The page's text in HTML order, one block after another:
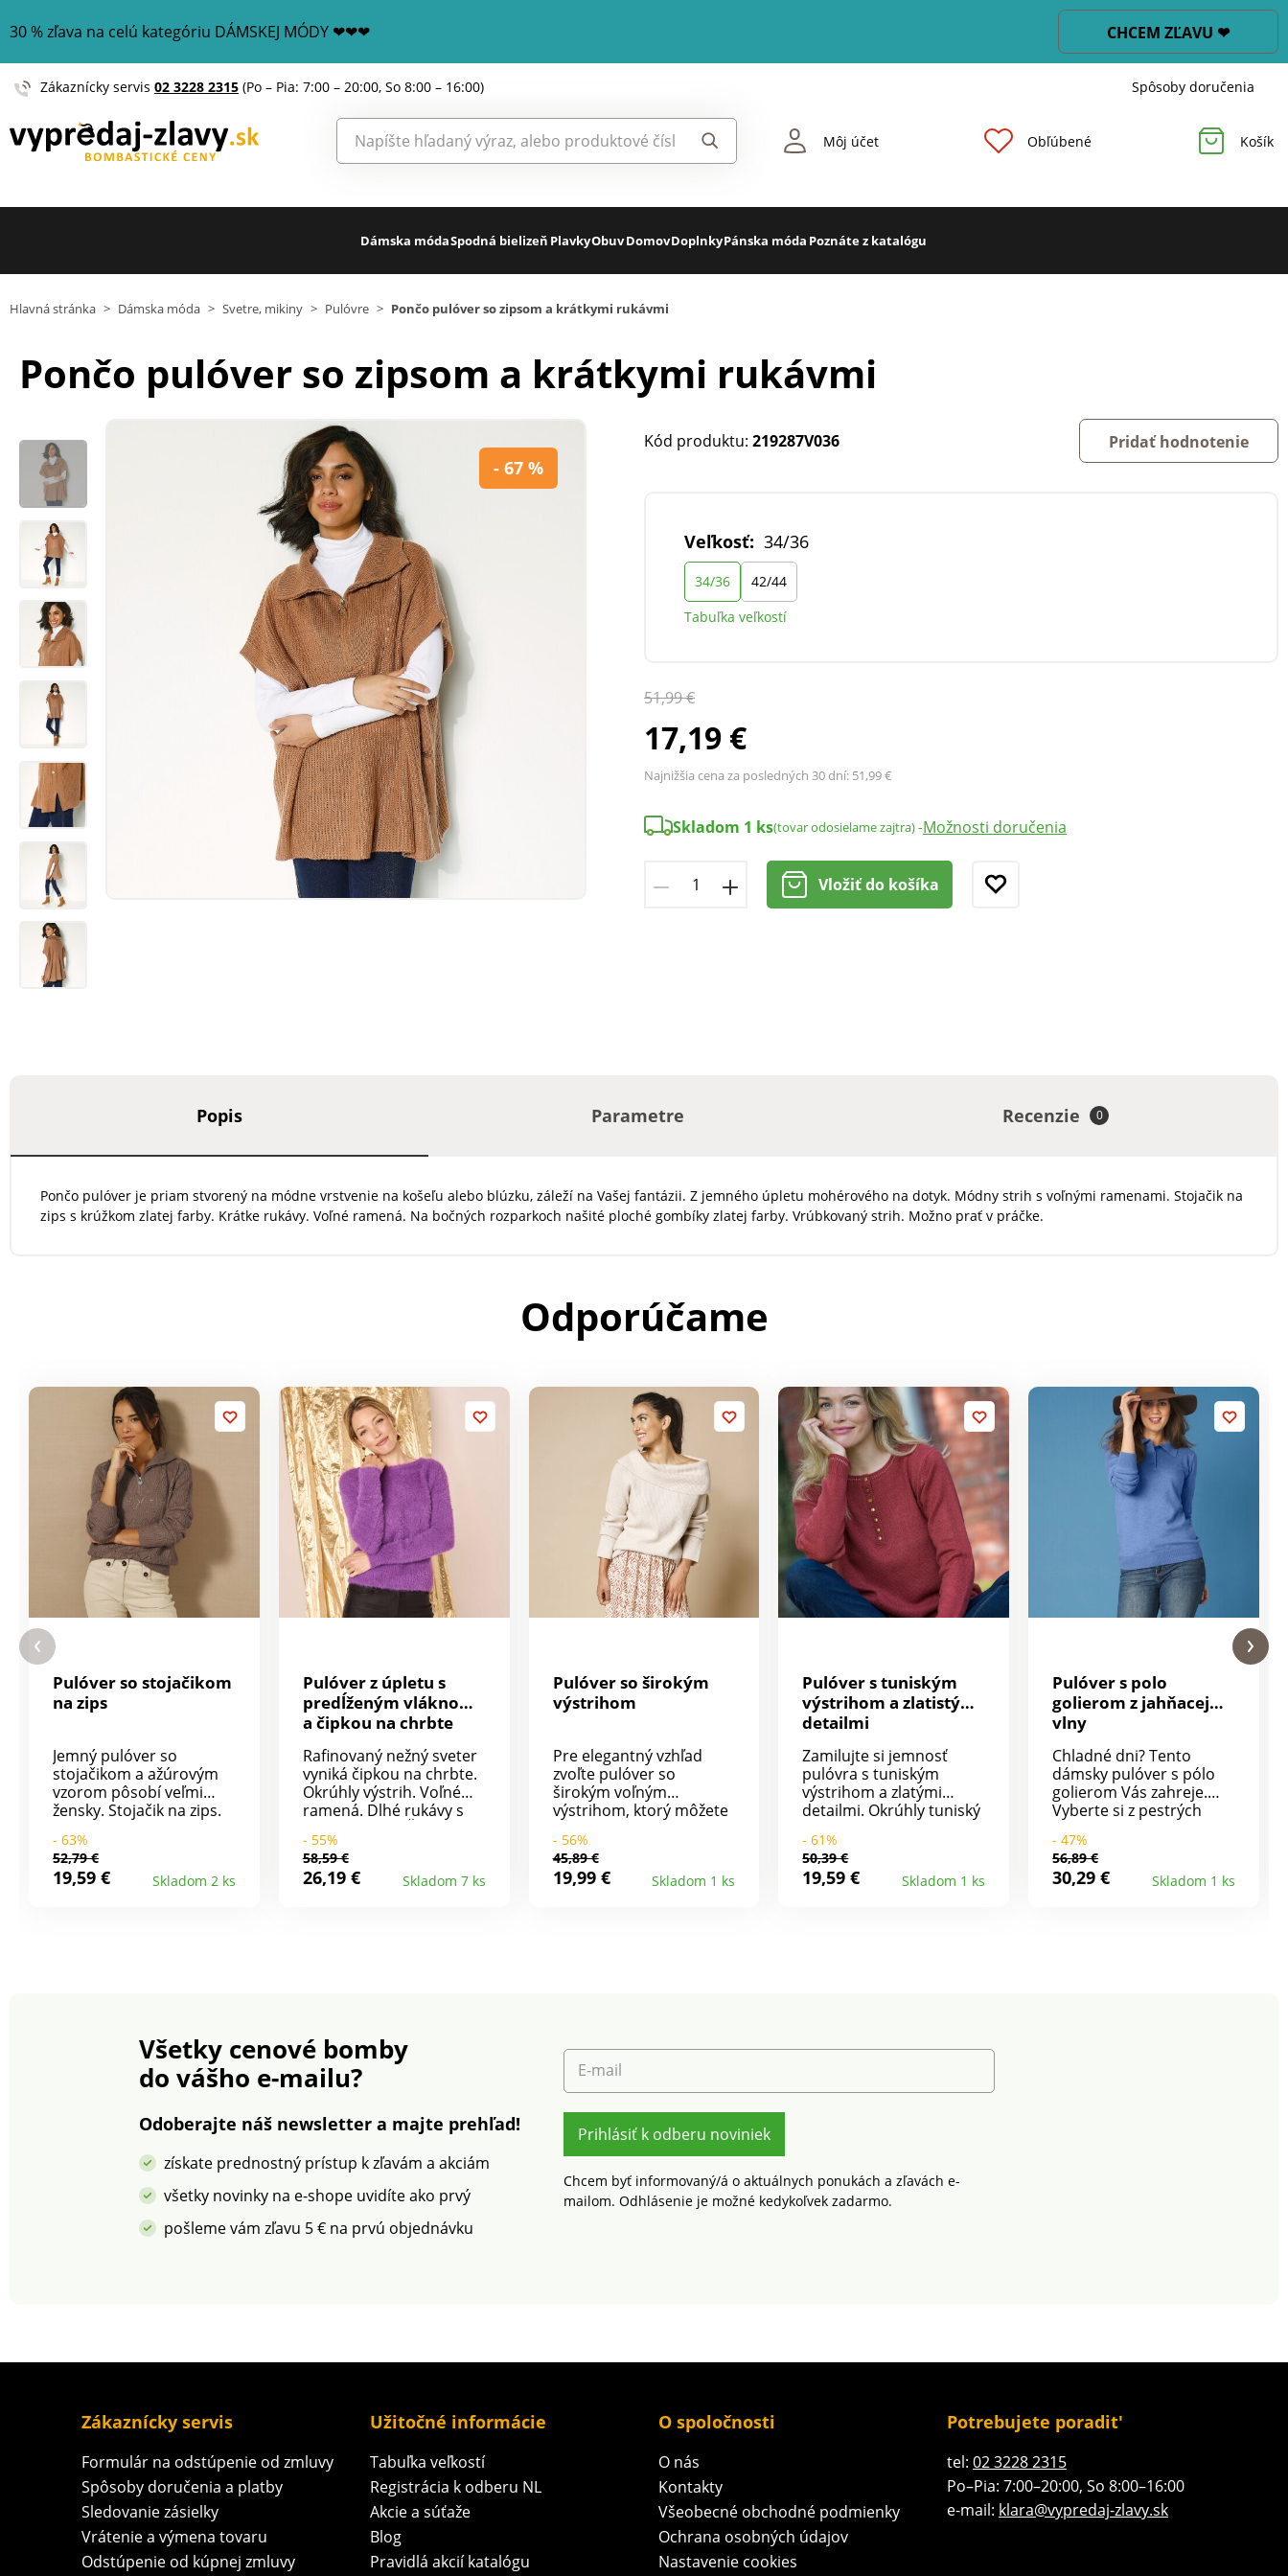
30 % zľava na celú kategóriu DÁMSKEJ MÓDY ❤❤❤ CHCEM ZĽAVU ❤
Zákaznícky servis 02 3228 2315 (Po – Pia: 7:00 – 20:00, So 8:00 – 16:00) Spôsoby doručenia
Môj účet Obľúbené Košík
Dámska módaSpodná bielizeň PlavkyObuvDomovDoplnkyPánska móda Poznáte z katalógu
Hlavná stránka > Dámska móda > Svetre, mikiny > Pulóvre > Pončo pulóver so zipsom a krátkymi rukávmi
Pončo pulóver so zipsom a krátkymi rukávmi
- 67 %
Kód produktu: 219287V036 Pridať hodnotenie
Veľkosť: 34/36
34/36
42/44
Tabuľka veľkostí
51,99 €
17,19 €
Najnižšia cena za posledných 30 dní: 51,99 €
Skladom 1 ks(tovar odosielame zajtra)-Možnosti doručenia
Vložiť do košíka
Popis Parametre Recenzie 0
Pončo pulóver je priam stvorený na módne vrstvenie na košeľu alebo blúzku, záleží na Vašej fantázii. Z jemného úpletu mohérového na dotyk. Módny strih s voľnými ramenami. Stojačik na
zips s krúžkom zlatej farby. Krátke rukávy. Voľné ramená. Na bočných rozparkoch našité ploché gombíky zlatej farby. Vrúbkovaný strih. Možno prať v práčke.
Odporúčame
Pulóver so stojačikom
na zips
Jemný pulóver so
stojačikom a ažúrovým
vzorom pôsobí veľmi
žensky. Stojačik na zips.
spodný lem. Na
prednom dieli ažúrový
vzor, ​​na zadnom rubový
- 63%
52,79 €
19,59 € Skladom 2 ks
Pulóver z úpletu s
predĺženým vláknom
a čipkou na chrbte
Rafinovaný nežný sveter
vyniká čipkou na chrbte.
Okrúhly výstrih. Voľné
ramená. Dlhé rukávy s
detail a stuha vzadu.
Rovný nazberaný dolný
lem s pružným
- 55%
58,59 €
26,19 € Skladom 7 ks
Pulóver so širokým
výstrihom
Pre elegantný vzhľad
zvoľte pulóver so
širokým voľným
výstrihom, ktorý môžete
ramená. Jemný úplet.
Raglánové dlhé rukávy.
Rovný spodný lem.
- 56%
45,89 €
19,99 € Skladom 1 ks
Pulóver s tuniským
výstrihom a zlatistými
detailmi
Zamilujte si jemnosť
pulóvra s tuniským
výstrihom a zlatými
detailmi. Okrúhly tuniský
légou. Ploché gombíky
zlatej farby. Zlaté pruhy
vo výstrihu a na koncoch
- 61%
50,39 €
19,59 € Skladom 1 ks
Pulóver s polo
golierom z jahňacej
vlny
Chladné dni? Tento
dámsky pulóver s pólo
golierom Vás zahreje.
Vyberte si z pestrých
pravý. Dlhé rukávy a
dolný okraj zakončené
pružnou patentkou. Trik
- 47%
56,89 €
30,29 € Skladom 1 ks
Všetky cenové bomby
do vášho e-mailu?
Odoberajte náš newsletter a majte prehľad!
získate prednostný prístup k zľavám a akciám
všetky novinky na e-shope uvidíte ako prvý
pošleme vám zľavu 5 € na prvú objednávku
E-mail
Prihlásiť k odberu noviniek
Chcem byť informovaný/á o aktuálnych ponukách a zľavách e-
mailom. Odhlásenie je možné kedykoľvek zadarmo.
Zákaznícky servis
Formulár na odstúpenie od zmluvy
Spôsoby doručenia a platby
Sledovanie zásielky
Vrátenie a výmena tovaru
Odstúpenie od kúpnej zmluvy
Užitočné informácie
Tabuľka veľkostí
Registrácia k odberu NL
Akcie a súťaže
Blog
Pravidlá akcií katalógu
O spoločnosti
O nás
Kontakty
Všeobecné obchodné podmienky
Ochrana osobných údajov
Nastavenie cookies
Potrebujete poradit'
tel: 02 3228 2315
Po–Pia: 7:00–20:00, So 8:00–16:00
e-mail: klara@vypredaj-zlavy.sk